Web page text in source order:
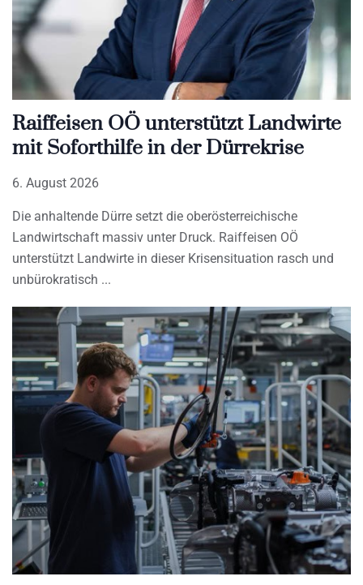
Raiffeisen OÖ unterstützt Landwirte
mit Soforthilfe in der Dürrekrise
6. August 2026
Die anhaltende Dürre setzt die oberösterreichische
Landwirtschaft massiv unter Druck. Raiffeisen OÖ
unterstützt Landwirte in dieser Krisensituation rasch und
unbürokratisch